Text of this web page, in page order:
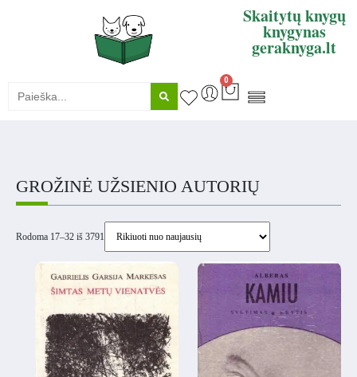
Skaitytų knygų
knygynas
geraknyga.lt
0
GROŽINĖ UŽSIENIO AUTORIŲ
Rodoma 17–32 iš 3791